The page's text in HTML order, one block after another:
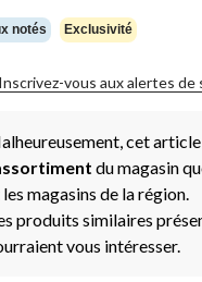
notés Exclusivité
Inscrivez-vous aux alertes de
cet article
du magasin
magasins de la région.
produits similaires
vous intéresser.